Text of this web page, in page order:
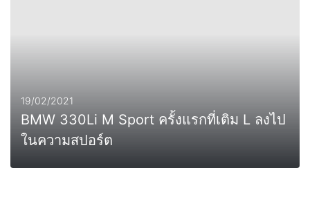
19/02/2021
BMW 330Li M Sport ครั้งแรกที่เติม L ลงไป
ในความสปอร์ต